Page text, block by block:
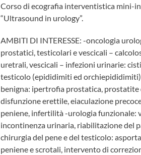
Corso di ecografia interventistica mini-
“Ultrasound in urology”.
AMBITI DI INTERESSE: -oncologia
prostatici, testicolari e vescicali –
uretrali, vescicali – infezioni urinarie:
testicolo (epididimiti ed
benigna: ipertrofia prostatica, prostatite
disfunzione erettile, eiaculazione
peniene, infertilità -urologia funzionale:
incontinenza urinaria, riabilitazione del
chirurgia del pene e del testicolo:
peniene e scrotali, intervento di